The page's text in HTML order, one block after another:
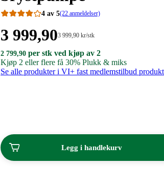
4 av 5(22 anmeldelser)
Pris:
3
999,90
3 999,90Stykkpris:
999,90/stk
kroner.
3 999,90 kr/stk
2
799,90
kroner
2
799,90
kroner.
2 799,90 per stk ved kjøp av 2
Kjøp 2 eller flere få 30% Plukk & miks
Se alle produkter i VI+ fast medlemstilbud
Legg i handlekurv